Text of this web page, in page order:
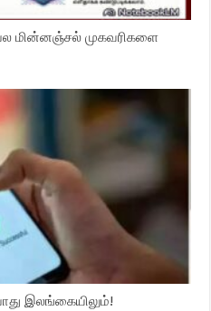
மின்னஞ்சல் முகவரிகளை
இலங்கையிலும்!